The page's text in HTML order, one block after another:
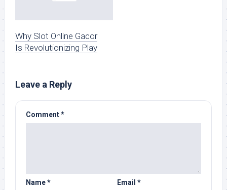
Why Slot Online Gacor
Is Revolutionizing Play
Leave a Reply
Comment*
Name* Email *